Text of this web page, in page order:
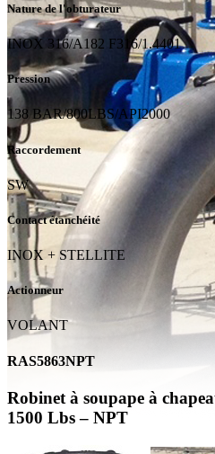
Nature de l'obturateur
INOX 316/A182 F316/1.4401
Pression
138 BAR/800LBS/API2000
Raccordement
SW
Contact étanchéité
INOX + STELLITE
Actionneur
VOLANT
RAS5863NPT
Robinet à soupape à
1500 Lbs – NPT